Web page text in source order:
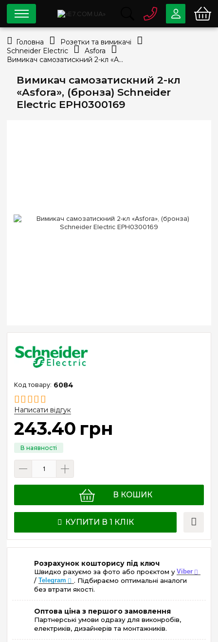
Вимикач самозатискний 2-кл
«Asfora», (бронза) Schneider
Electric EPH0300169
6084
Написати відгук
243.40 грн
В КОШИК
КУПИТИ В 1 КЛІК
Розрахунок кошторису під ключ
Швидко рахуємо за фото або проєктом у Viber
/ Telegram
. Підбираємо оптимальні аналоги
без втрати якості.
Оптова ціна з першого замовлення
Партнерські умови одразу для виконробів,
електриків, дизайнерів та монтажників.
0 80033-63-07
info@e7.com.ua
Viber Telegram
Головна
Розетки та вимикачі
Schneider Electric
Asfora
Вимикач самозатискний 2-кл «Asfora», (бронза) Schneider Electric EPH0300169